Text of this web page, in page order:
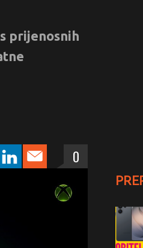
prijenosnih
0